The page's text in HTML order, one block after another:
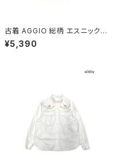
古着 AGGIO 総柄 エスニック柄
長袖 シャツ 紺 (ttu2603110)
¥5,390